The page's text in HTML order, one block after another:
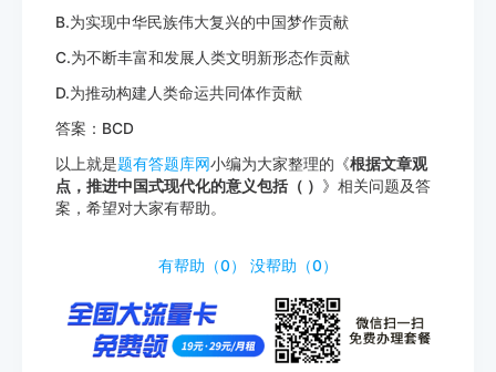
B.为实现中华民族伟大复兴的中国梦作贡献
C.为不断丰富和发展人类文明新形态作贡献
D.为推动构建人类命运共同体作贡献
答案：BCD
以上就是题有答题库网小编为大家整理的《根据文章观
点，推进中国式现代化的意义包括（ ） 》相关问题及答
案，希望对大家有帮助。
有帮助（0） 没帮助（0）